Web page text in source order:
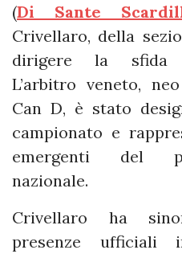
(Di Sante
Crivellaro, della
dirigere la sfida
L’arbitro veneto,
Can D, è stato
campionato e
emergenti del
nazionale.
Crivellaro ha
presenze ufficiali